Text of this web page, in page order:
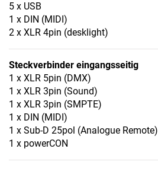
5 x USB
1 x DIN (MIDI)
2 x XLR 4pin (desklight)
Steckverbinder eingangsseitig
1 x XLR 5pin (DMX)
1 x XLR 3pin (Sound)
1 x XLR 3pin (SMPTE)
1 x DIN (MIDI)
1 x Sub-D 25pol (Analogue Remote)
1 x powerCON